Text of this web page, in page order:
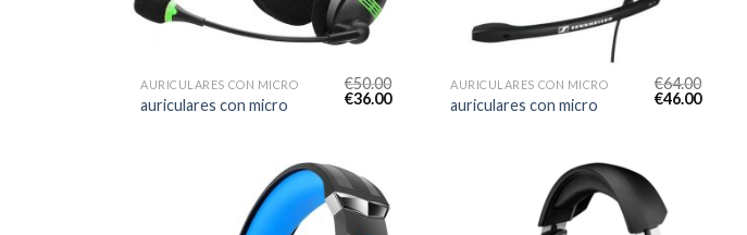
AURICULARES CON MICRO
auriculares con micro
€50.00
€36.00
AURICULARES CON MICRO
auriculares con micro
€64.00
€46.00